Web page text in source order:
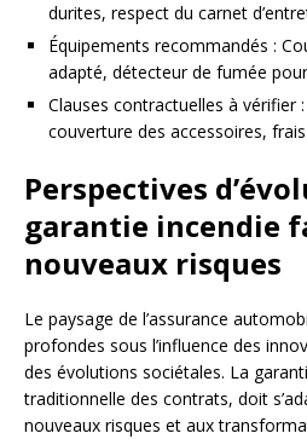
durites, respect du carnet
Équipements recommandés :
adapté, détecteur de fumée
Clauses contractuelles à vérifier
couverture des accessoires,
Perspectives
garantie incendie
nouveaux risques
Le paysage de l’assurance
profondes sous l’influence des
des évolutions sociétales. La
traditionnelle des contrats, doit
nouveaux risques et aux